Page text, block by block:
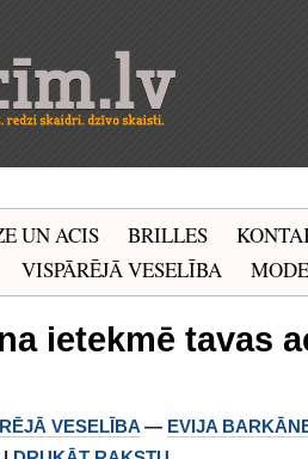
UN ACIS BRILLES
VISPĀRĒJĀ VESELĪBA MODE
ietekmē tavas
VESELĪBA — EVIJA